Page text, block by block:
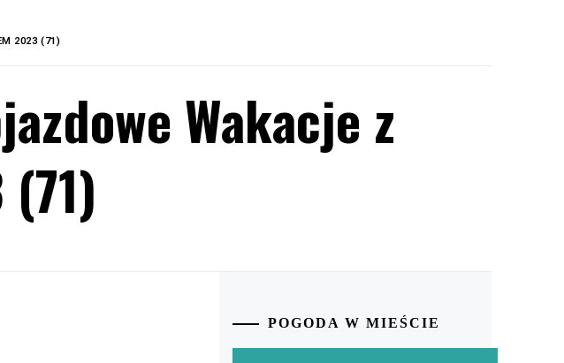
2023 (71)
Wakacje z
POGODA W MIEŚCIE